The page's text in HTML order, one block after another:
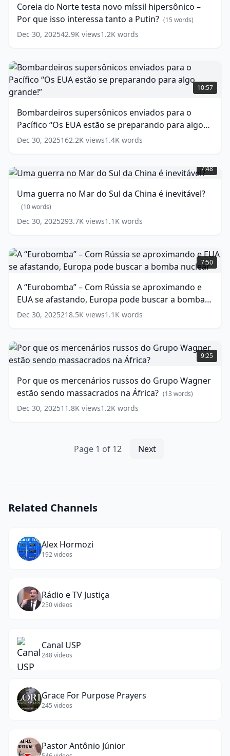
words)
novo
míssil
hipersônico
–
que
isso
interessa
tanto
Putin?
(15
Coreia do Norte testa novo míssil hipersônico –
Por que isso interessa tanto a Putin? (15 words)
Dec 30, 202542.9K views1.2K words
Bombardeiros
supersônicos
enviados
o
Pacífico
“Os
EUA
se
preparando
algo
grande!” (
words)
10:57
Bombardeiros supersônicos enviados para o
Pacífico “Os EUA estão se preparando para algo
grande!” (14 words)
Dec 30, 2025162.2K views1.4K words
guerra
no
do
Sul
da
China
inevitável?
(10
words)
7:48
Uma guerra no Mar do Sul da China é inevitável?
(10words)
Dec 30, 2025293.7K views1.1K words
A
“Eurobomba”
–
Rússia
se
aproximando
e
se
afastando,
Europa
buscar
a
nuclear (17
7:50
A “Eurobomba” – Com Rússia se aproximando e
EUA se afastando, Europa pode buscar a bomba
nuclear (17words)
Dec 30, 2025218.5K views1.1K words
Por
que
os
russos
do
Grupo
Wagner
9:25
Por que os mercenários russos do Grupo Wagner
estão sendo massacrados na África? (13 words)
Dec 30, 202511.8K views1.2K words
Page 1 of 12 Next
Related Channels
Alex Hormozi
192videos
Rádio e TV Justiça
250videos
Canal USP
248videos
Grace For Purpose Prayers
245 videos
Pastor Antônio Júnior